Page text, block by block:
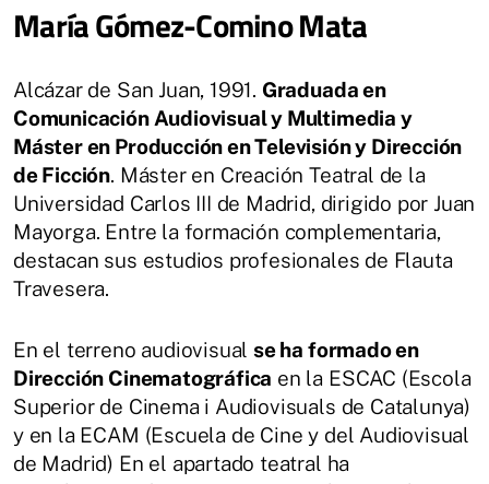
María Gómez-Comino Mata
Alcázar de San Juan, 1991. Graduada en
Comunicación Audiovisual y Multimedia y
Máster en Producción en Televisión y Dirección
de Ficción. Máster en Creación Teatral de la
Universidad Carlos III de Madrid, dirigido por Juan
Mayorga. Entre la formación complementaria,
destacan sus estudios profesionales de Flauta
Travesera.
En el terreno audiovisualse ha formado en
Dirección Cinematográfica en la ESCAC (Escola
Superior de Cinema i Audiovisuals de Catalunya)
y en la ECAM (Escuela de Cine y del Audiovisual
de Madrid) En el apartado teatral ha